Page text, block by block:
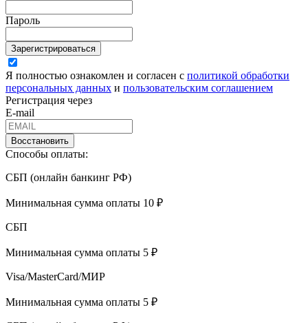
Пароль
Зарегистрироваться
Я полностью ознакомлен и согласен с политикой обработки
персональных данных и пользовательским соглашением
Регистрация через
E-mail
Восстановить
Способы оплаты:
СБП (онлайн банкинг РФ)
Минимальная сумма оплаты 10 ₽
СБП
Минимальная сумма оплаты 5 ₽
Visa/MasterCard/МИР
Минимальная сумма оплаты 5 ₽